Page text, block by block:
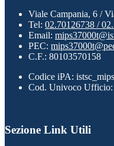
Viale Campania, 6 /
Tel: 02.70126738 /
Email:
PEC:
C.F.: 80103570158
Codice iPA:
Cod. Univoco
Sezione Link Utili